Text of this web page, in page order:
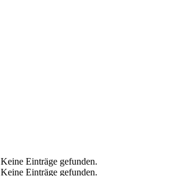
Keine Einträge gefunden.
Keine Einträge gefunden.